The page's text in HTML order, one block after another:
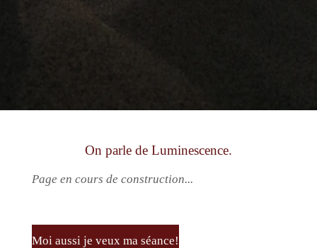
On parle de Luminescence.
Page en cours de construction...
Moi aussi je veux ma séance!